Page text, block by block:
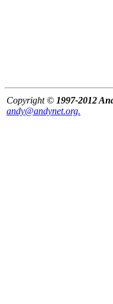
Copyright © 1997-2012
andy@andynet.org.